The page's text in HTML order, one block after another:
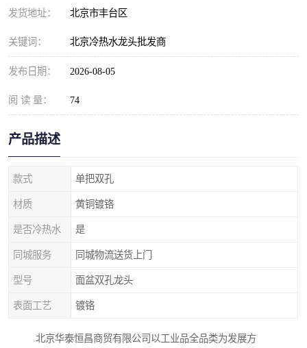
发货地址： 北京市丰台区
关键词： 北京冷热水龙头批发商
发布日期： 2026-08-05
阅 读 量： 74
产品描述
款式 单把双孔
材质 黄铜镀铬
是否冷热水 是
同城服务 同城物流送货上门
型号 面盆双孔龙头
表面工艺 镀铬
北京华泰恒昌商贸有限公司以工业品全品类为发展方